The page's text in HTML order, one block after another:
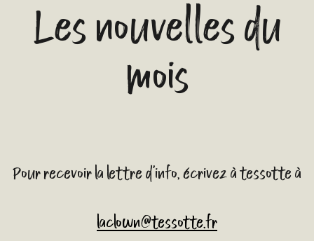
Les nouvelles du
mois
Pour recevoir la lettre d'info, écrivez à tessotte à
laclown@tessotte.fr